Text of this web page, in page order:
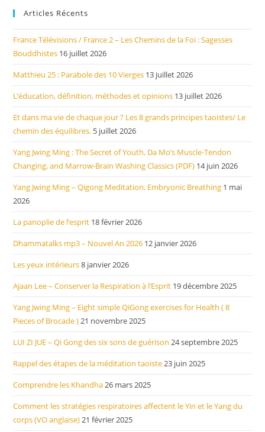
Articles Récents
France Télévisions / France 2 – Les Chemins de la Foi : Sagesses
Bouddhistes 16 juillet 2026
Matthieu 25 : Parabole des 10 Vierges 13 juillet 2026
L’éducation, définition, méthodes et opinions 13 juillet 2026
Et dans ma vie de chaque jour ? Les 8 grands principes taoistes/ Le
chemin des équilibres. 5 juillet 2026
Yang Jwing Ming : The Secret of Youth, Da Mo’s Muscle-Tendon
Changing, and Marrow-Brain Washing Classics (PDF) 14 juin 2026
Yang Jwing Ming – Qigong Meditation, Embryonic Breathing 1 mai
2026
La panoplie de l’esprit 18 février 2026
Dhammatalks mp3 – Nouvel An 2026 12 janvier 2026
Les yeux intérieurs8 janvier 2026
Ajaan Lee – Conserver la Respiration à l’Esprit 19 décembre 2025
Yang Jwing Ming – Eight simple QiGong exercises for Health ( 8
Pieces of Brocade )21 novembre 2025
LUI ZI JUE – Qi Gong des six sons de guérison 24 septembre 2025
Rappel des étapes de la méditation taoïste23 juin 2025
Comprendre les Khandha26 mars 2025
Comment les stratégies respiratoires affectent le Yin et le Yang du
corps (VO anglaise)21 février 2025